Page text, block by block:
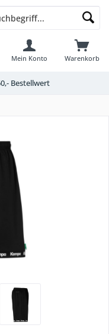
Warenkorb
Mein Konto
Bestellwert